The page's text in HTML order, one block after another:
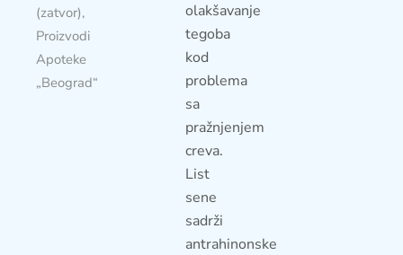
(zatvor),
Proizvodi
Apoteke
„Beograd“
olakšavanje
tegoba
kod
problema
sa
pražnjenjem
creva.
List
sene
sadrži
antrahinonske